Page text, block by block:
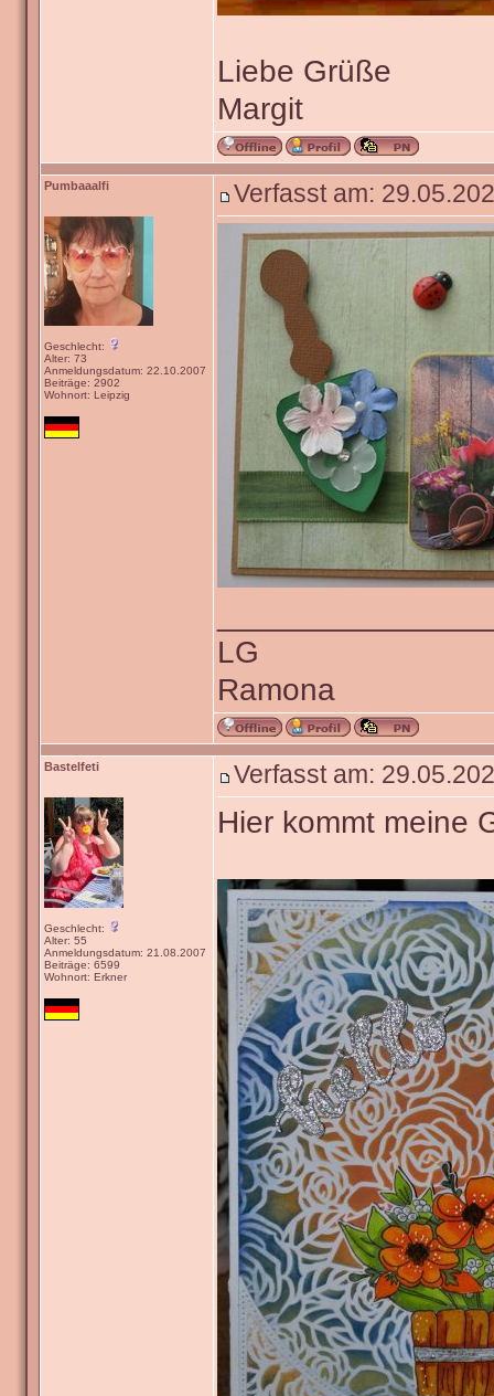
Liebe Grüße
Margit
Pumbaaalfi
Geschlecht:
Alter: 73
Anmeldungsdatum: 22.10.2007
Beiträge: 2902
Wohnort: Leipzig
Verfasst am:
LG
Ramona
Bastelfeti
Geschlecht:
Alter: 55
Anmeldungsdatum: 21.08.2007
Beiträge: 6599
Wohnort: Erkner
Verfasst am:
Hier kommt meine